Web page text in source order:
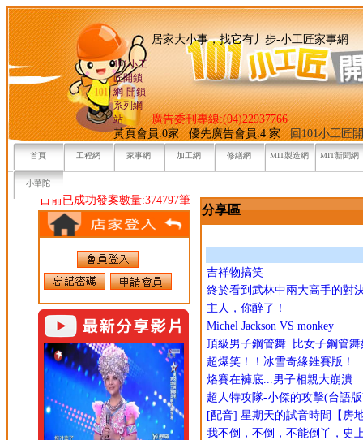
101小工
匠開鎖
網-開鎖
系列網
站
居家大小事，找它有丿步-小
廣告委刊專線:(04)22937766
黃頁會員:0家 優先廣告會員:4 家回101小工匠
首頁 工程網 家事網 加工網 修繕網 MIT製造網 MIT新聞網
小華陀
目前已成功發案數量:374797筆
分享區
吉祥物搞笑
終於看到武林中兩大高手的對
主人，你醉了！
Michel Jackson VS monkey
頂級男子鋼管舞..比女子鋼管
超爆笑！！冰雪奇緣銼賽版！
烙賽在褲底...男子相親大崩潰
超人特攻隊-小傑的攻擊(台語
[配音] 星期天的試音時間【房
我不倒，不倒，不能倒丫，史